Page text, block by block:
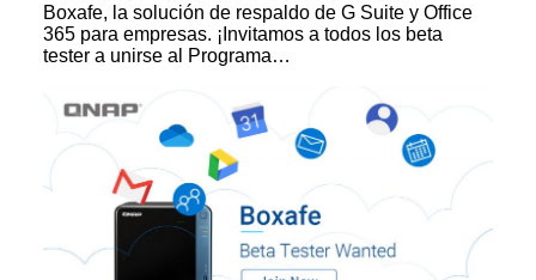
Boxafe, la solución de respaldo de G Suite y Office
365 para empresas. ¡Invitamos a todos los beta
tester a unirse al Programa…